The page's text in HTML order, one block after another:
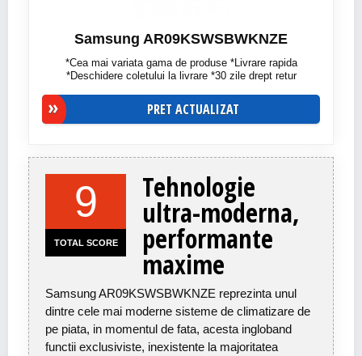
Samsung AR09KSWSBWKNZE
*Cea mai variata gama de produse *Livrare rapida
*Deschidere coletului la livrare *30 zile drept retur
PRET ACTUALIZAT
9
TOTAL SCORE
Tehnologie
ultra-moderna,
performante
maxime
Samsung AR09KSWSBWKNZE reprezinta unul
dintre cele mai moderne sisteme de climatizare de
pe piata, in momentul de fata, acesta ingloband
functii exclusiviste, inexistente la majoritatea